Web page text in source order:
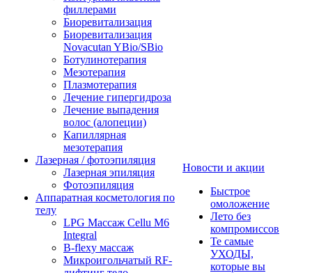
филлерами
Биоревитализация
Биоревитализация
Novacutan YBio/SBio
Ботулинотерапия
Мезотерапия
Плазмотерапия
Лечение гипергидроза
Лечение выпадения
волос (алопеции)
Капиллярная
мезотерапия
Лазерная / фотоэпиляция
Лазерная эпиляция
Фотоэпиляция
Аппаратная косметология по
телу
LPG Массаж Cellu M6
Integral
B-flexy массаж
Микроигольчатый RF-
Новости и акции
Быстрое
омоложение
Лето без
компромиссов
Те самые
УХОДЫ,
которые вы